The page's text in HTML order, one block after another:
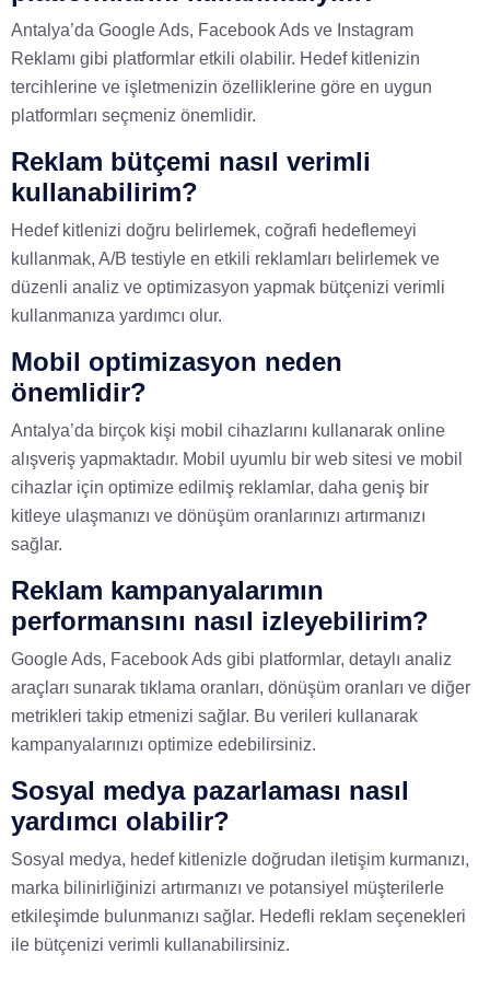
Antalya’da Google Ads, Facebook Ads ve Instagram
Reklamı gibi platformlar etkili olabilir. Hedef kitlenizin
tercihlerine ve işletmenizin özelliklerine göre en uygun
platformları seçmeniz önemlidir.
Reklam bütçemi nasıl verimli
kullanabilirim?
Hedef kitlenizi doğru belirlemek, coğrafi hedeflemeyi
kullanmak, A/B testiyle en etkili reklamları belirlemek ve
düzenli analiz ve optimizasyon yapmak bütçenizi verimli
kullanmanıza yardımcı olur.
Mobil optimizasyon neden
önemlidir?
Antalya’da birçok kişi mobil cihazlarını kullanarak online
alışveriş yapmaktadır. Mobil uyumlu bir web sitesi ve mobil
cihazlar için optimize edilmiş reklamlar, daha geniş bir
kitleye ulaşmanızı ve dönüşüm oranlarınızı artırmanızı
sağlar.
Reklam kampanyalarımın
performansını nasıl izleyebilirim?
Google Ads, Facebook Ads gibi platformlar, detaylı analiz
araçları sunarak tıklama oranları, dönüşüm oranları ve diğer
metrikleri takip etmenizi sağlar. Bu verileri kullanarak
kampanyalarınızı optimize edebilirsiniz.
Sosyal medya pazarlaması nasıl
yardımcı olabilir?
Sosyal medya, hedef kitlenizle doğrudan iletişim kurmanızı,
marka bilinirliğinizi artırmanızı ve potansiyel müşterilerle
etkileşimde bulunmanızı sağlar. Hedefli reklam seçenekleri
ile bütçenizi verimli kullanabilirsiniz.